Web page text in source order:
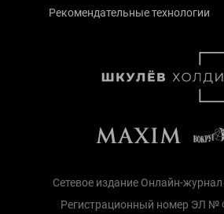
Рекомендательные технологии
Сетевое издание Онлайн-
Регистрационный номер ЭЛ №